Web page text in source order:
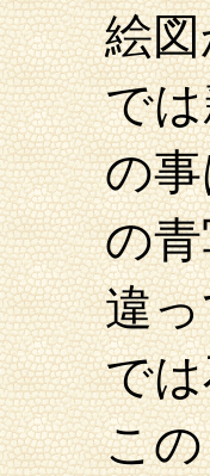
絵
で
の
の
違
で
こ